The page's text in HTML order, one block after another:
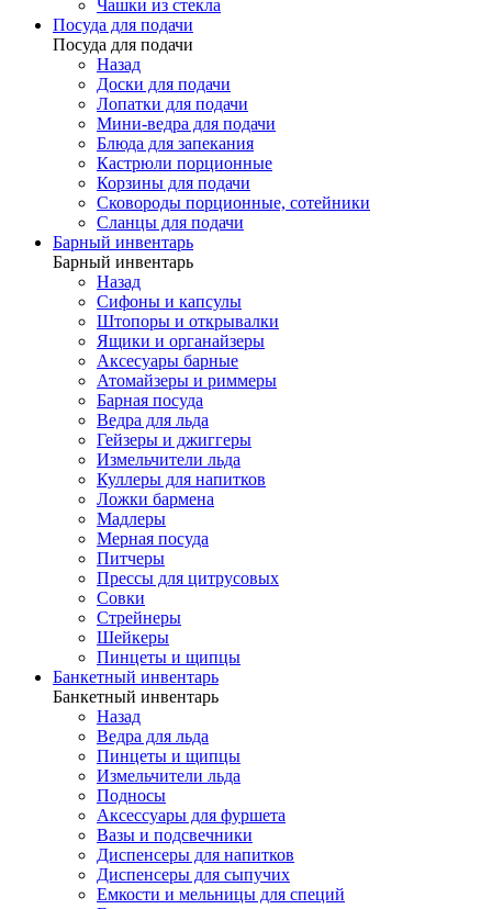
Чашки из стекла
Посуда для подачи
Посуда для подачи
Назад
Доски для подачи
Лопатки для подачи
Мини-ведра для подачи
Блюда для запекания
Кастрюли порционные
Корзины для подачи
Сковороды порционные, сотейники
Сланцы для подачи
Барный инвентарь
Барный инвентарь
Назад
Сифоны и капсулы
Штопоры и открывалки
Ящики и органайзеры
Аксесуары барные
Атомайзеры и риммеры
Барная посуда
Ведра для льда
Гейзеры и джиггеры
Измельчители льда
Куллеры для напитков
Ложки бармена
Мадлеры
Мерная посуда
Питчеры
Прессы для цитрусовых
Совки
Стрейнеры
Шейкеры
Пинцеты и щипцы
Банкетный инвентарь
Банкетный инвентарь
Назад
Ведра для льда
Пинцеты и щипцы
Измельчители льда
Подносы
Аксессуары для фуршета
Вазы и подсвечники
Диспенсеры для напитков
Диспенсеры для сыпучих
Емкости и мельницы для специй